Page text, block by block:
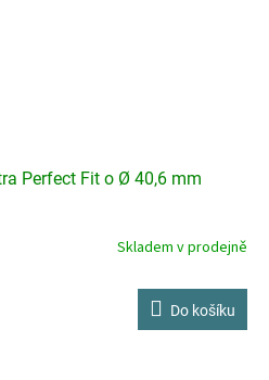
Perfect Fit o Ø 40,6 mm
Skladem v prodejně
Do košíku